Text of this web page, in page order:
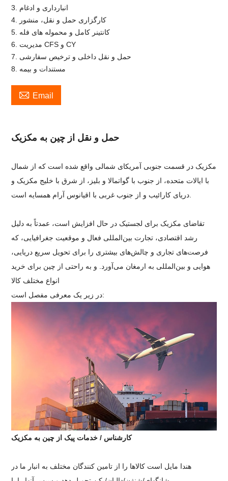
3. انبارداری و ادغام
4. کارگزاری حمل و نقل، منشور
5. کانتینر کامل و محموله های فله
6. مدیریت CFS و CY
7. حمل و نقل داخلی و ترخیص سفارشی
8. مستندات و بیمه
 Email
حمل و نقل از چین به مکزیک
مکزیک در قسمت جنوبی آمریکای شمالی واقع شده است که از شمال
با ایالات متحده، از جنوب با گواتمالا و بلیز، از شرق با خلیج مکزیک و
تقاضای مکزیک برای لجستیک در حال افزایش است، عمدتاً به دلیل
رشد اقتصادی، تجارت بین‌المللی فعال و موقعیت جغرافیایی، که
فرصت‌های تجاری و چالش‌های بیشتری را برای تحویل سریع دریایی،
هوایی و بین‌المللی به ارمغان می‌آورد. و به راحتی از چین برای خرید
انواع مختلف کالا
در زیر یک معرفی مفصل است:
کارشناس / خدمات پیک از چین به مکزیک
هندا مایل است کالاها را از تامین کنندگان مختلف به انبار ما در